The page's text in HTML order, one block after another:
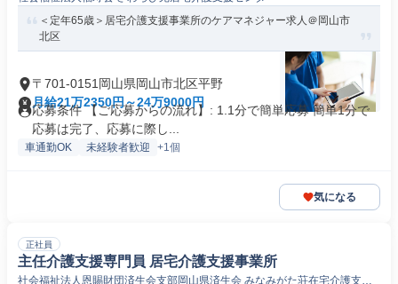
＜定年65歳＞居宅介護支援事業所のケアマネジャー求人＠岡山市
北区
〒701-0151岡山県岡山市北区平野
月給21万2350円～24万9000円
応募条件 【ご応募からの流れ】: 1.1分で簡単応募 簡単1分で
応募は完了、応募に際し...
車通勤OK 未経験者歓迎 +1個
気になる
正社員
主任介護支援専門員 居宅介護支援事業所
社会福祉法人恩賜財団済生会支部岡山県済生会 みなみがた荘在宅介護支援